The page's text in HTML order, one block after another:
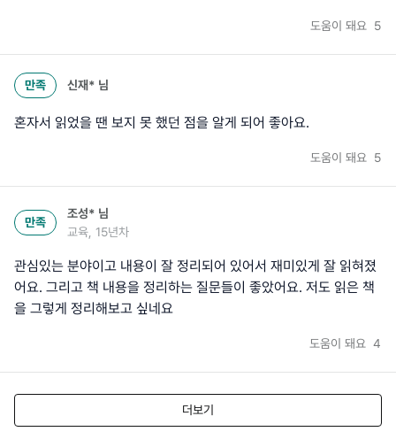
도움이 돼요 5
만족 신재* 님
혼자서 읽었을 땐 보지 못 했던 점을 알게 되어 좋아요.
도움이 돼요 5
만족
조성* 님
교육, 15년차
관심있는 분야이고 내용이 잘 정리되어 있어서 재미있게 잘 읽혀졌
어요. 그리고 책 내용을 정리하는 질문들이 좋았어요. 저도 읽은 책
을 그렇게 정리해보고 싶네요
도움이 돼요 4
더보기